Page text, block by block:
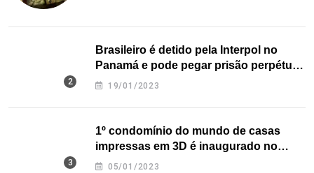
Brasileiro é detido pela Interpol no
Panamá e pode pegar prisão perpétua
nos EUA
19/01/2023
1º condomínio do mundo de casas
impressas em 3D é inaugurado no
Texas
05/01/2023